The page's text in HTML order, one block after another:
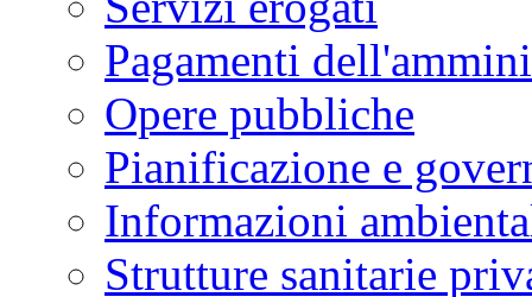
Pagamenti
Opere pubbliche
Pianificazione e
Informazioni
Strutture sanitarie